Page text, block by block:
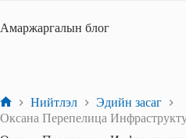
content
Амаржаргалын блог
Home
Нийтлэл
Эдийн засаг
Оксана Перепелица